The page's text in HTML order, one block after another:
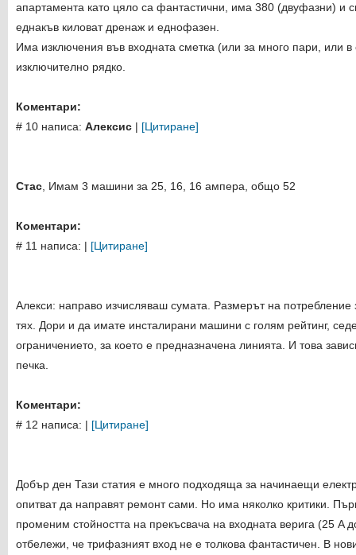
апартамента като цяло са фантастични, има 380 (двуфазни) и
еднакъв киловат дренаж и еднофазен.
Има изключения във входната сметка (или за много пари, или
изключително рядко.
Коментари:
# 10 написа: Алексис | [Цитиране]
Стас , Имам 3 машини за 25, 16, 16 ампера, общо 52
Коментари:
# 11 написа: | [Цитиране]
Алекси: направо изчисляваш сумата. Размерът на потребление
тях. Дори и да имате инсталирани машини с голям рейтинг,
ограничението, за което е предназначена линията. И това
печка.
Коментари:
# 12 написа: | [Цитиране]
Добър ден Тази статия е много подходяща за начинаещи
опитват да направят ремонт сами. Но има няколко критики.
променим стойността на прекъсвача на входната верига (25 A
отбележи, че трифазният вход не е толкова фантастичен. В